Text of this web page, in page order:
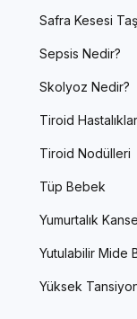
Safra Kesesi
Sepsis Nedir?
Skolyoz Nedir?
Tiroid
Tiroid Nodülleri
Tüp Bebek
Yumurtalık
Yutulabilir Mide
Yüksek